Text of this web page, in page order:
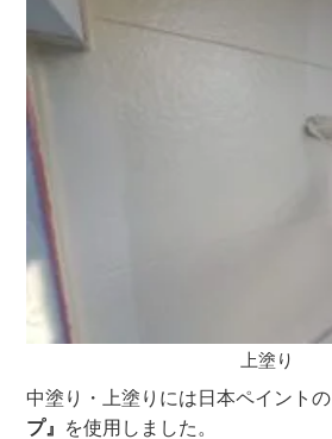
上塗り
中塗り・上塗りには日本ペイントの
プ』 を使用しました。